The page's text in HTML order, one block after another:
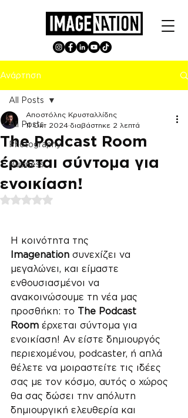
Ανάρτηση
All Posts
Photography
Business
All Posts
The Podcast Room
έρχεται σύντομα για
ενοικίαση!
Αποστόλης Κρυσταλλίδης
11 Οκτ 2024 διαβάστηκε 2 λεπτά
Βαθμολογήθηκε με NaN από 5 αστέρια.
Η κοινότητα της
Imagenation συνεχίζει να
μεγαλώνει, και είμαστε
ενθουσιασμένοι να
ανακοινώσουμε τη νέα μας
προσθήκη: το The Podcast
Room έρχεται σύντομα για
ενοικίαση! Αν είστε δημιουργός
περιεχομένου, podcaster, ή απλά
θέλετε να μοιραστείτε τις ιδέες
σας με τον κόσμο, αυτός ο χώρος
θα σας δώσει την απόλυτη
δημιουργική ελευθερία και